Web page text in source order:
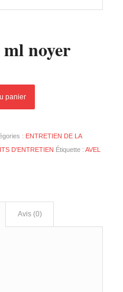
noyer
panier
: ENTRETIEN DE LA
D'ENTRETIEN Étiquette : AVEL
Avis (0)